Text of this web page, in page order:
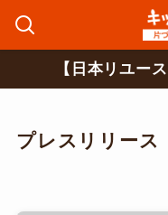
【日本リユー
プレスリリース